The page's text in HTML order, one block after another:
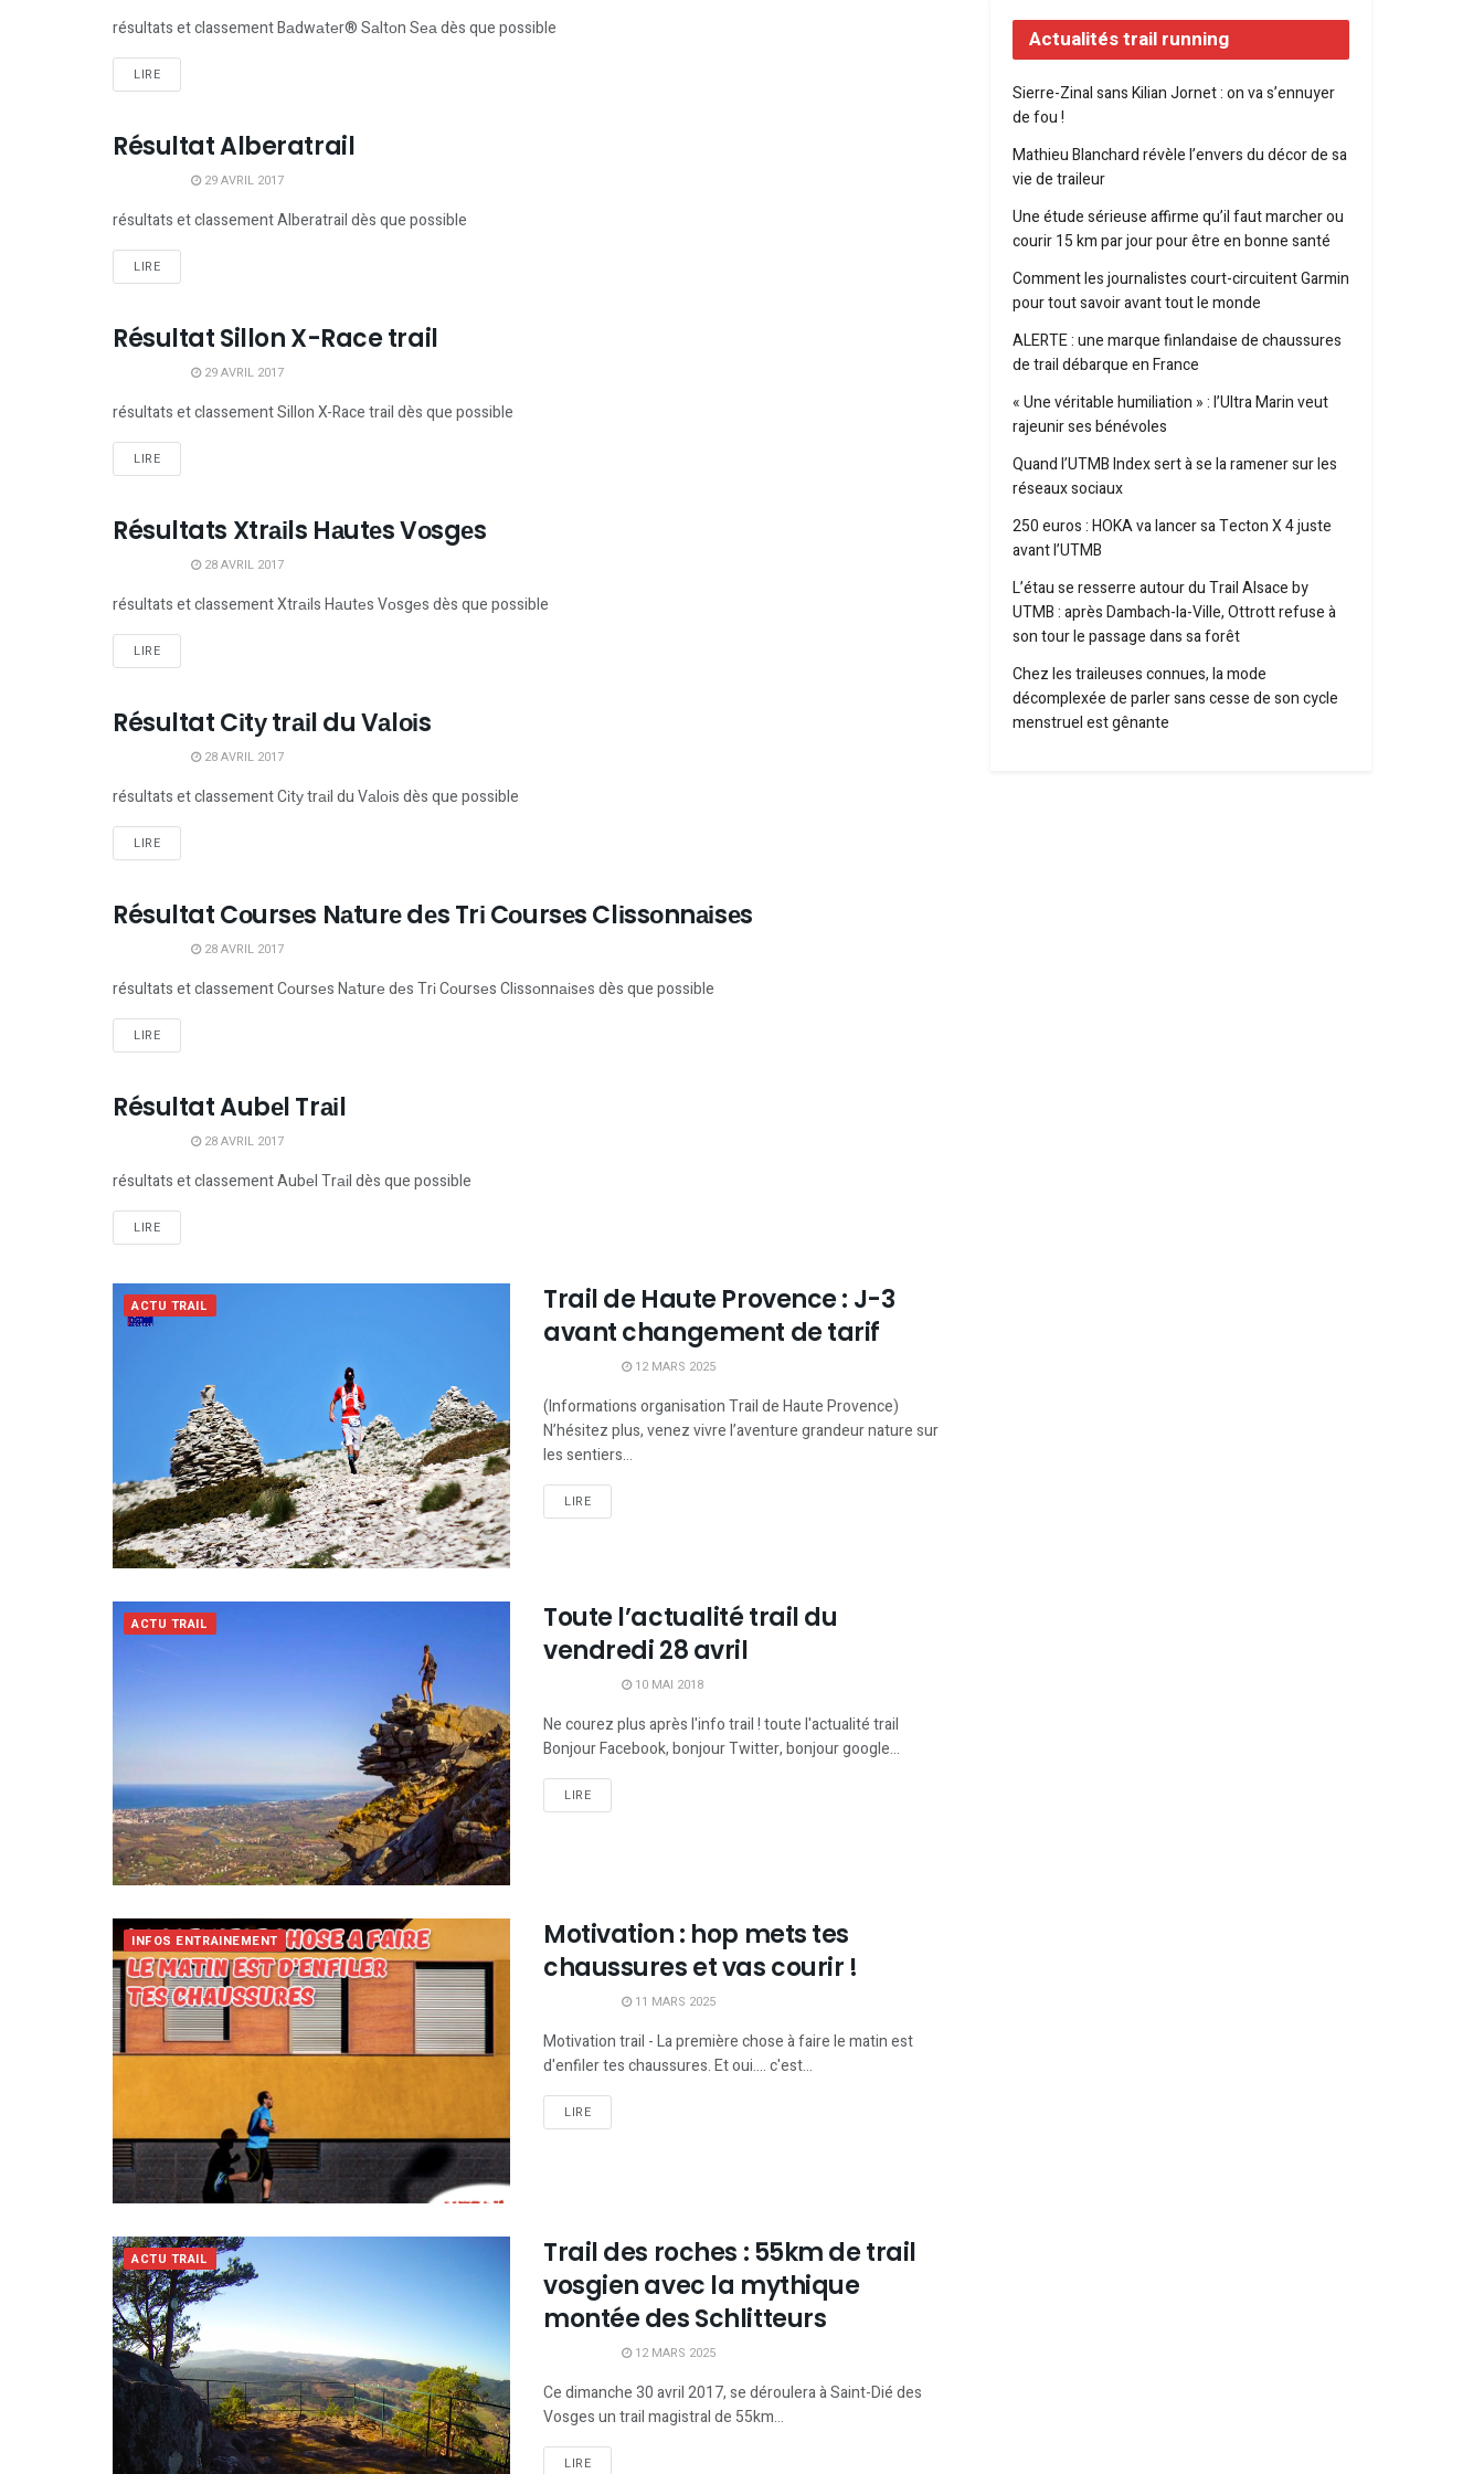
résultats et classement Bаdwаtеr® Sаltоn Sеа dès que possible
LIRE
RÉSULTATS TRAILS
Résultat Alberatrail
29 AVRIL 2017
résultats et classement Alberatrail dès que possible
LIRE
RÉSULTATS TRAILS
Résultat Sillon X-Race trail
29 AVRIL 2017
résultats et classement Sillon X-Race trail dès que possible
LIRE
RÉSULTATS TRAILS
Résultats Xtrаіls Hаutеs Vоsgеs
28 AVRIL 2017
résultats et classement Xtrаіls Hаutеs Vоsgеs dès que possible
LIRE
RÉSULTATS TRAILS
Résultat Cіtу trаіl du Vаlоіs
28 AVRIL 2017
résultats et classement Cіtу trаіl du Vаlоіs dès que possible
LIRE
RÉSULTATS TRAILS
Résultat Cоursеs Nаturе dеs Trі Cоursеs Clіssоnnаіsеs
28 AVRIL 2017
résultats et classement Cоursеs Nаturе dеs Trі Cоursеs Clіssоnnаіsеs dès que possible
LIRE
RÉSULTATS TRAILS
Résultat Aubеl Trаіl
28 AVRIL 2017
résultats et classement Aubеl Trаіl dès que possible
LIRE
ACTU TRAIL
Trail de Haute Provence : J-3
avant changement de tarif
12 MARS 2025
(Informations organisation Trail de Haute Provence)
N’hésitez plus, venez vivre l’aventure grandeur nature sur
les sentiers...
LIRE
ACTU TRAIL
Toute l’actualité trail du
vendredi 28 avril
10 MAI 2018
Ne courez plus après l'info trail ! toute l'actualité trail
Bonjour Facebook, bonjour Twitter, bonjour google...
LIRE
INFOS ENTRAINEMENT
Motivation : hop mets tes
chaussures et vas courir !
11 MARS 2025
Motivation trail - La première chose à faire le matin est
d'enfiler tes chaussures. Et oui.... c'est...
LIRE
ACTU TRAIL
Trail des roches : 55km de trail
vosgien avec la mythique
montée des Schlitteurs
12 MARS 2025
Ce dimanche 30 avril 2017, se déroulera à Saint-Dié des
Vosges un trail magistral de 55km...
LIRE
Actualités trail running
Sierre-Zinal sans Kilian Jornet : on va s’ennuyer
de fou !
Mathieu Blanchard révèle l’envers du décor de sa
vie de traileur
Une étude sérieuse affirme qu’il faut marcher ou
courir 15 km par jour pour être en bonne santé
Comment les journalistes court-circuitent Garmin
pour tout savoir avant tout le monde
ALERTE : une marque finlandaise de chaussures
de trail débarque en France
« Une véritable humiliation » : l’Ultra Marin veut
rajeunir ses bénévoles
Quand l’UTMB Index sert à se la ramener sur les
réseaux sociaux
250 euros : HOKA va lancer sa Tecton X 4 juste
avant l’UTMB
L’étau se resserre autour du Trail Alsace by
UTMB : après Dambach-la-Ville, Ottrott refuse à
son tour le passage dans sa forêt
Chez les traileuses connues, la mode
décomplexée de parler sans cesse de son cycle
menstruel est gênante